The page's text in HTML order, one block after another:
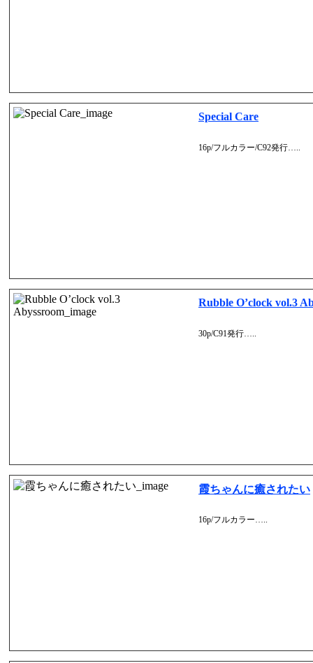
Special Care
16p/フルカラー/C92発行…..
Rubble O’clock vol.3
30p/C91発行…..
霞ちゃんに癒されたい
16p/フルカラー…..